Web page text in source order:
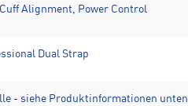
Alignment, Power Control
Dual Strap
- siehe Produktinformationen unten